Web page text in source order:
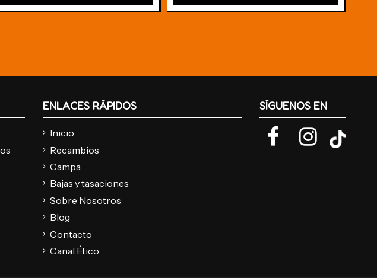
ENLACES RÁPIDOS
Inicio
Recambios
Campa
Bajas y tasaciones
Sobre Nosotros
Blog
Contacto
Canal Ético
SÍGUENOS EN